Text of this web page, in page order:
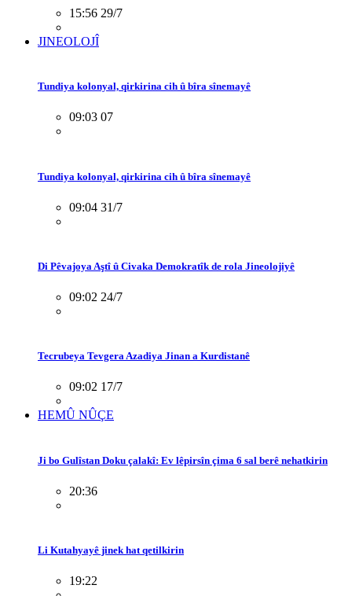
15:56 29/7
JINEOLOJÎ
Tundiya kolonyal, qirkirina cih û bîra sînemayê
09:03 07
Tundiya kolonyal, qirkirina cih û bîra sînemayê
09:04 31/7
Di Pêvajoya Aştî û Civaka Demokratîk de rola Jineolojiyê
09:02 24/7
Tecrubeya Tevgera Azadiya Jinan a Kurdistanê
09:02 17/7
HEMÛ NÛÇE
Ji bo Gulîstan Doku çalakî: Ev lêpirsîn çima 6 sal berê nehatkirin
20:36
Li Kutahyayê jinek hat qetilkirin
19:22